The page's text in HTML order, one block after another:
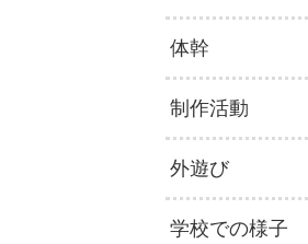
体幹
制作活動
外遊び
学校での様子